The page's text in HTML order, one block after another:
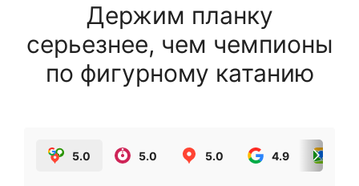
Держим планку
серьезнее, чем чемпионы
по фигурному катанию
5.0 5.0 5.0 4.9